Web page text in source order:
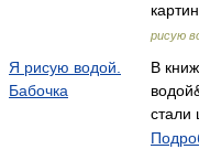
рисую
Я рисую водой.
Бабочка
В
стали